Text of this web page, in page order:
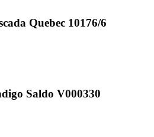
Quebec 10176/6
Saldo V000330